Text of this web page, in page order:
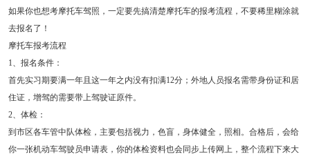
如果你也想考摩托车驾照，一定要先搞清楚摩托车的报考流程，不要稀里糊涂就
去报名了！
摩托车报考流程
1、报名条件：
首先实习期要满一年且这一年之内没有扣满12分；外地人员报名需带身份证和居
住证，增驾的需要带上驾驶证原件。
2、体检：
到市区各车管中队体检，主要包括视力，色盲，身体健全，照相。合格后，会给
你一张机动车驾驶员申请表，你的体检资料也会同步上传网上，整个流程下来大